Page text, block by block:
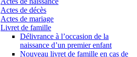
Actes de décès
Actes de mariage
Livret de famille
Délivrance à l’occasion de la
naissance d’un premier enfant
Nouveau livret de famille en cas de